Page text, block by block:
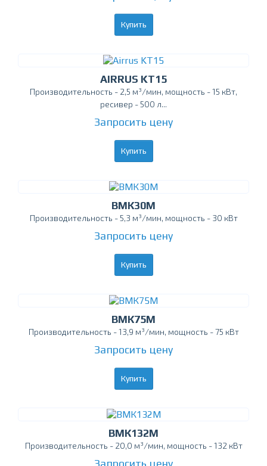
Купить
AIRRUS KТ15
Производительность - 2,5 м³/мин, мощность - 15 кВт,
ресивер - 500 л...
Запросить цену
Купить
ВМК30М
Производительность - 5,3 м³/мин, мощность - 30 кВт
Запросить цену
Купить
ВМК75М
Производительность - 13,9 м³/мин, мощность - 75 кВт
Запросить цену
Купить
ВМК132М
Производительность - 20,0 м³/мин, мощность - 132 кВт